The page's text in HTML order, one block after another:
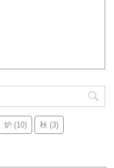
炉 (10) 秋 (3)